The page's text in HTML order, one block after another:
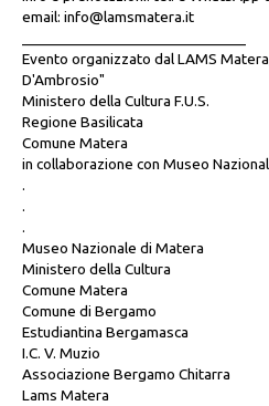
email: info@lamsmatera.it
Evento organizzato dal LAMS
D'Ambrosio"
Ministero della Cultura F.U.S.
Regione Basilicata
Comune Matera
in collaborazione con Museo
.
.
.
Museo Nazionale di Matera
Ministero della Cultura
Comune Matera
Comune di Bergamo
Estudiantina Bergamasca
I.C. V. Muzio
Associazione Bergamo Chitarra
Lams Matera